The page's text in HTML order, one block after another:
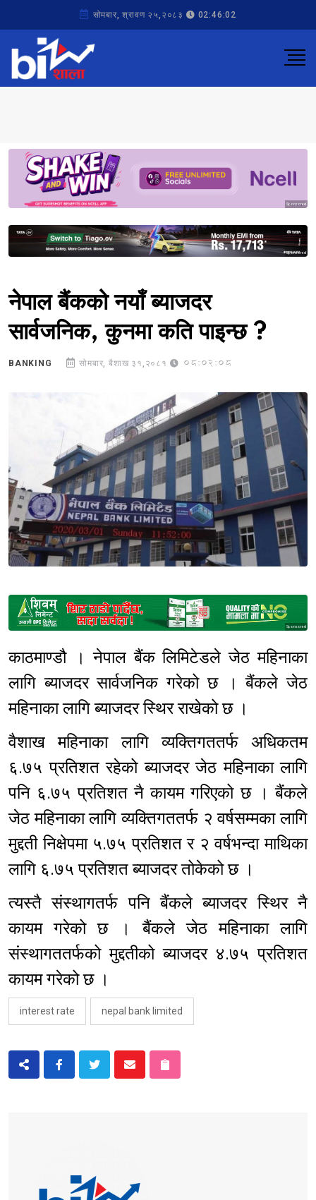
सोमबार, श्रावण २५,२०८३ 02:46:02
Sponsored
Sponsored
नेपाल बैंकको नयाँ ब्याजदर
सार्वजनिक, कुनमा कति पाइन्छ ?
BANKING सोमबार, बैशाख ३१,२०८१ 08:02:08
Sponsored
काठमाण्डौ । नेपाल बैंक लिमिटेडले जेठ महिनाका
लागि ब्याजदर सार्वजनिक गरेको छ । बैंकले जेठ
महिनाका लागि ब्याजदर स्थिर राखेको छ ।
वैशाख महिनाका लागि व्यक्तिगततर्फ अधिकतम
६.७५ प्रतिशत रहेको ब्याजदर जेठ महिनाका लागि
पनि ६.७५ प्रतिशत नै कायम गरिएको छ । बैंकले
जेठ महिनाका लागि व्यक्तिगततर्फ २ वर्षसम्मका लागि
मुद्दती निक्षेपमा ५.७५ प्रतिशत र २ वर्षभन्दा माथिका
लागि ६.७५ प्रतिशत ब्याजदर तोकेको छ ।
त्यस्तै संस्थागतर्फ पनि बैंकले ब्याजदर स्थिर नै
कायम गरेको छ । बैंकले जेठ महिनाका लागि
संस्थागततर्फको मुद्दतीको ब्याजदर ४.७५ प्रतिशत
कायम गरेको छ ।
interest rate nepal bank limited